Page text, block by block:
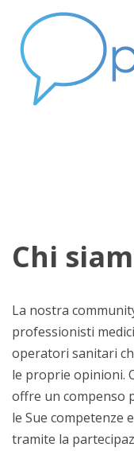
Chi
La nostra
professionisti
operatori sanitari
le proprie opinioni.
offre un compenso
le Sue competenze
tramite la